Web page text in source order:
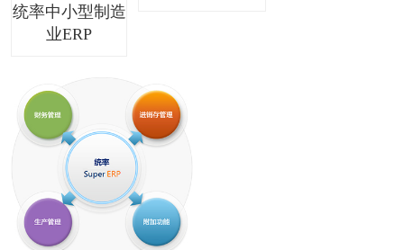
统率中小型制造
业ERP